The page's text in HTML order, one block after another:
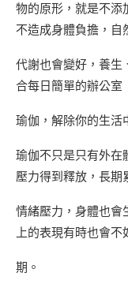
物的原形，就是不添
不造成身體負擔，自
代謝也會變好，養生
合每日簡單的辦公室
瑜伽，解除你的生活
瑜伽不只是只有外在
壓力得到釋放，長期
情緒壓力，身體也會
上的表現有時也會不
期。